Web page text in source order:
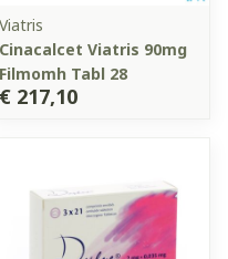
Viatris
Cinacalcet Viatris 90mg
Filmomh Tabl 28
€ 217,10